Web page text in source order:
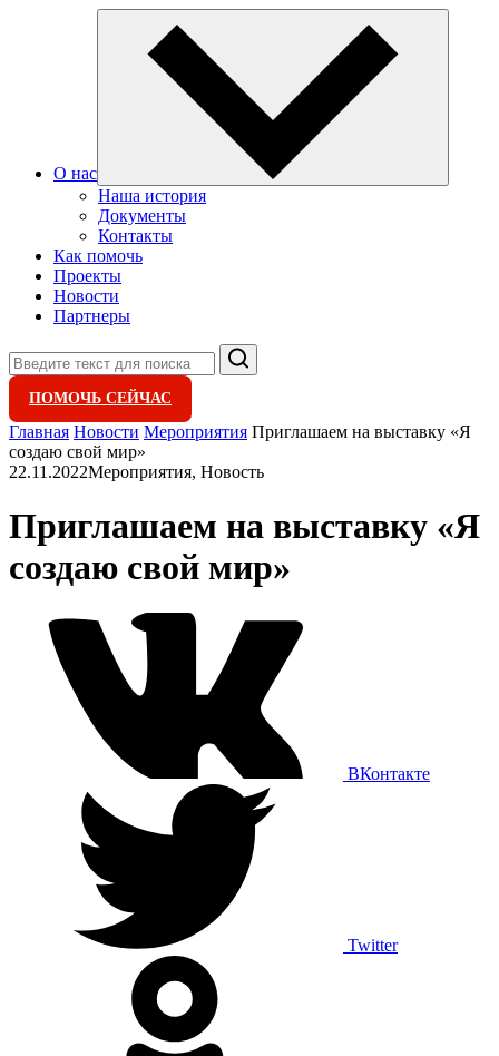
О нас
Наша история
Документы
Контакты
Как помочь
Проекты
Новости
Партнеры
Поиск
ПОМОЧЬ СЕЙЧАС
Главная Новости Мероприятия Приглашаем на выставку «Я
создаю свой мир»
22.11.2022Мероприятия, Новость
Приглашаем на выставку «Я
создаю свой мир»
ВКонтакте
Twitter